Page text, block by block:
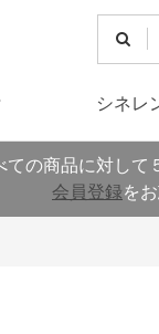
シネレ
ての商品に対し
会員登録を